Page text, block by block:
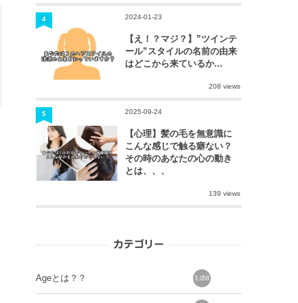
2024-01-23
【え！？マジ？】”ツインテ
ール”スタイルの名前の由来
はどこから来ているか...
208 views
4
2025-09-24
【心理】髪の毛を無意識に
こんな感じで触る癖ない？
その時のあなたの心の動き
とは、、、
139 views
5
カテゴリー
Ageとは？？ 3,058